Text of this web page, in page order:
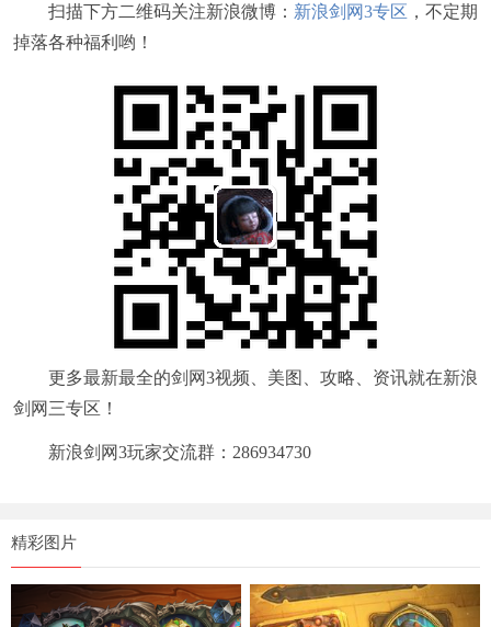
扫描下方二维码关注新浪微博： 新浪剑网3专区 ，不定期
掉落各种福利哟！
更多最新最全的剑网3视频、美图、攻略、资讯就在新浪
剑网三专区！
新浪剑网3玩家交流群：286934730
精彩图片